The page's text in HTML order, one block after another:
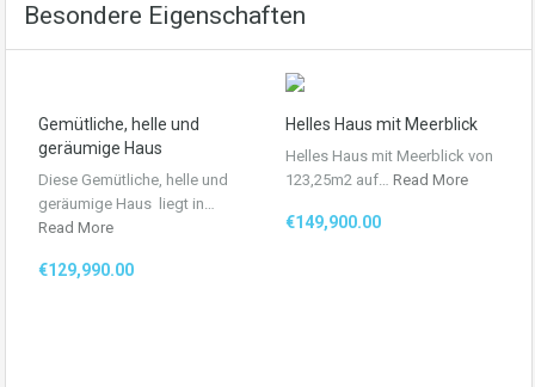
Besondere Eigenschaften
Gemütliche, helle und
geräumige Haus
Diese Gemütliche, helle und
geräumige Haus liegt in…
Read More
€129,990.00
Helles Haus mit Meerblick
Helles Haus mit Meerblick von
123,25m2 auf… Read More
€149,900.00